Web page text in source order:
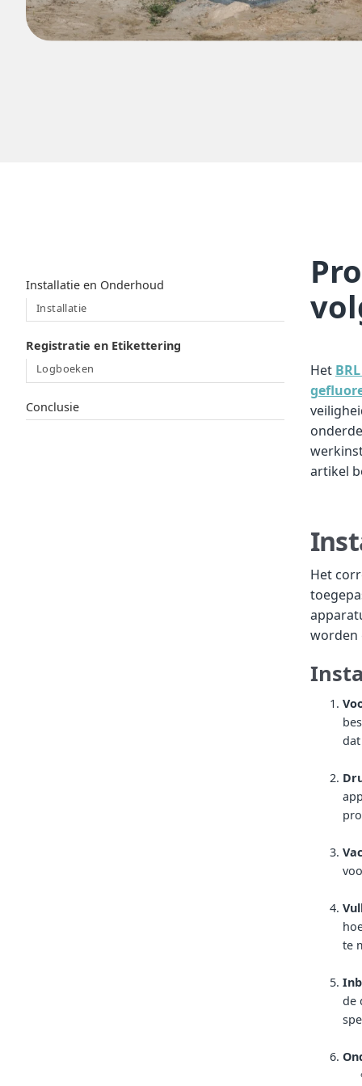
‍Installatie en Onderhoud
Installatie
Registratie en Etikettering
Logboeken
Conclusie
Het
artikel
Het
worden
te
de